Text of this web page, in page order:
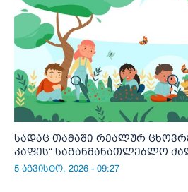
სადაც თამაში რეალურ
კაფეს“ საგანმანათლებლო
5 აგვისტო, 2026 - 09:27